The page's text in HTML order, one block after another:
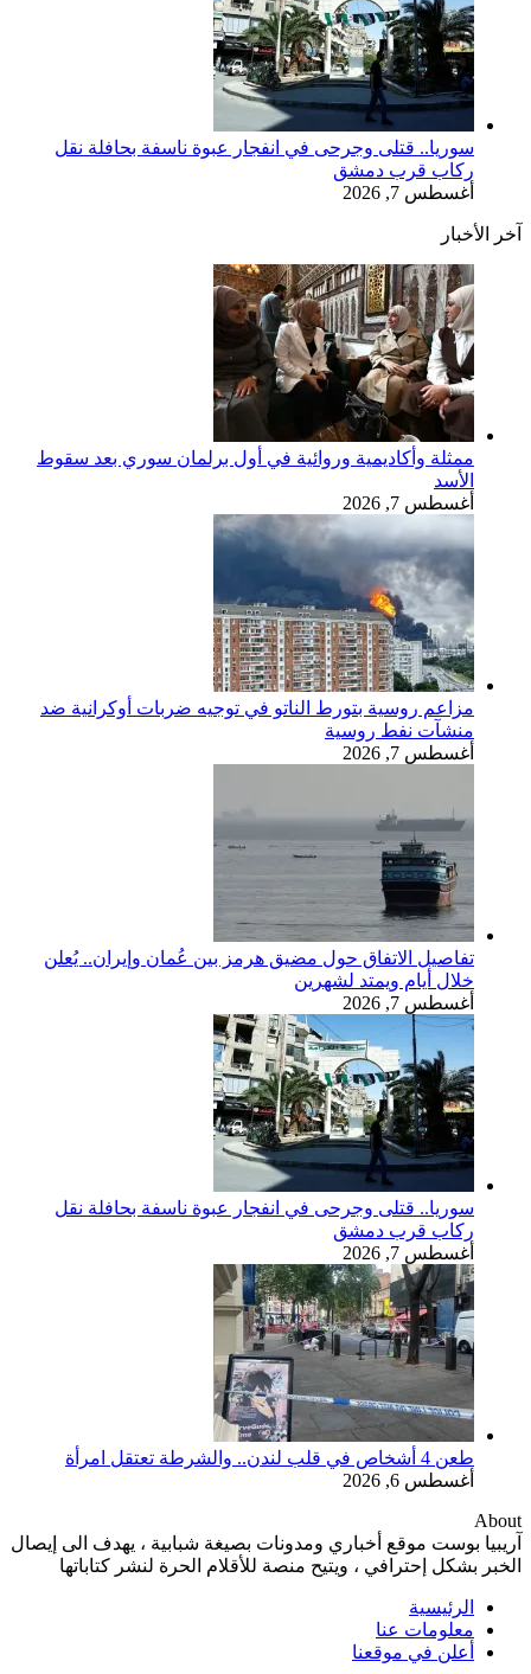
سوريا.. قتلى وجرحى في انفجار عبوة ناسفة بحافلة نقل
ركاب قرب دمشق
أغسطس 7, 2026
آخر الأخبار
ممثلة وأكاديمية وروائية في أول برلمان سوري بعد سقوط
الأسد
أغسطس 7, 2026
مزاعم روسية بتورط الناتو في توجيه ضربات أوكرانية ضد
منشآت نفط روسية
أغسطس 7, 2026
تفاصيل الاتفاق حول مضيق هرمز بين عُمان وإيران.. يُعلن
خلال أيام ويمتد لشهرين
أغسطس 7, 2026
سوريا.. قتلى وجرحى في انفجار عبوة ناسفة بحافلة نقل
ركاب قرب دمشق
أغسطس 7, 2026
طعن 4 أشخاص في قلب لندن.. والشرطة تعتقل امرأة
أغسطس 6, 2026
About
آريبيا بوست موقع أخباري ومدونات بصيغة شبابية ، يهدف الى إيصال
الخبر بشكل إحترافي ، ويتيح منصة للأقلام الحرة لنشر كتاباتها
الرئيسية
معلومات عنا
أعلن في موقعنا